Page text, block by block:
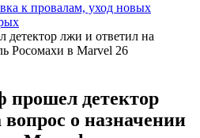
к провалам, уход новых
прошел детектор
о назначении